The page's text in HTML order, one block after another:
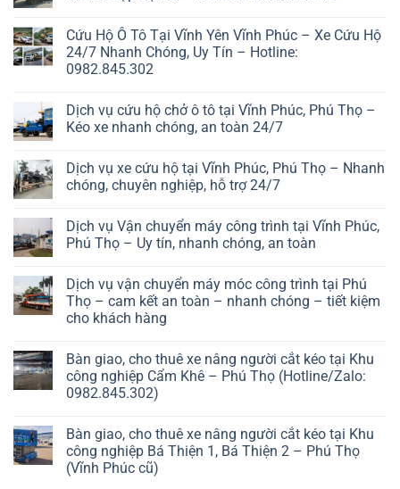
Cứu Hộ Ô Tô Tại Vĩnh Yên Vĩnh Phúc – Xe Cứu Hộ
24/7 Nhanh Chóng, Uy Tín – Hotline:
0982.845.302
Dịch vụ cứu hộ chở ô tô tại Vĩnh Phúc, Phú Thọ –
Kéo xe nhanh chóng, an toàn 24/7
Dịch vụ xe cứu hộ tại Vĩnh Phúc, Phú Thọ – Nhanh
chóng, chuyên nghiệp, hỗ trợ 24/7
Dịch vụ Vận chuyển máy công trình tại Vĩnh Phúc,
Phú Thọ – Uy tín, nhanh chóng, an toàn
Dịch vụ vận chuyển máy móc công trình tại Phú
Thọ – cam kết an toàn – nhanh chóng – tiết kiệm
cho khách hàng
Bàn giao, cho thuê xe nâng người cắt kéo tại Khu
công nghiệp Cẩm Khê – Phú Thọ (Hotline/Zalo:
0982.845.302)
Bàn giao, cho thuê xe nâng người cắt kéo tại Khu
công nghiệp Bá Thiện 1, Bá Thiện 2 – Phú Thọ
(Vĩnh Phúc cũ)